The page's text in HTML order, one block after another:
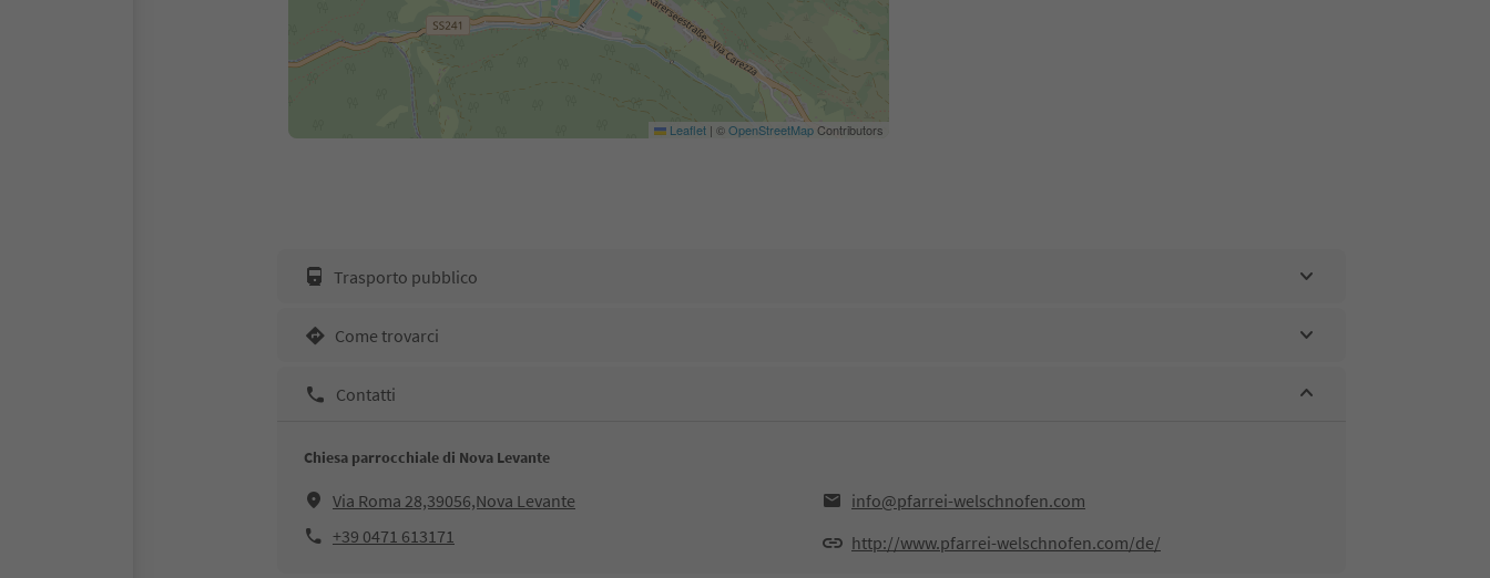
Leaflet | ©OpenStreetMapContributors
Trasporto pubblico
Come trovarci
Contatti
Chiesa parrocchiale di Nova Levante
Via Roma 28,39056,Nova Levante
info@pfarrei-welschnofen.com
+39 0471 613171
http://www.pfarrei-welschnofen.com/de/